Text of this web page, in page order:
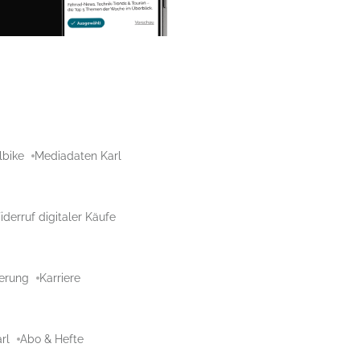
Mediadaten Karl
digitaler Käufe
Karriere
Abo & Hefte